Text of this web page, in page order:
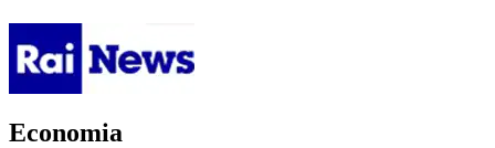
Economia